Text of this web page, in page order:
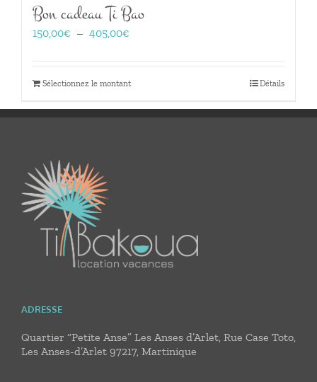
Bon cadeau Ti Bao
150,00€ – 405,00€
à
Sélectionnez le montant Détails
ADRESSE
Quartier “Petite Anse” Les Anses d’Arlet, Rue Case Toto,
Les Anses-d’Arlet 97217, Martinique